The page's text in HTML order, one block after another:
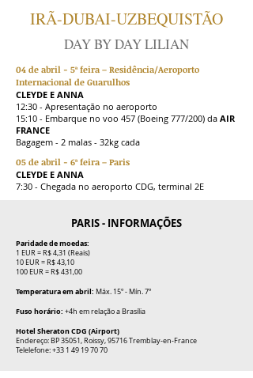
IRÃ-DUBAI-UZBEQUISTÃO
DAY BY DAY LILIAN
04 de abril - 5ª feira – Residência/Aeroporto
Internacional de Guarulhos
CLEYDE E ANNA
12:30 - Apresentação no aeroporto
15:10 - Embarque no voo 457 (Boeing 777/200) da AIR
FRANCE
Bagagem - 2 malas - 32kg cada
05 de abril - 6ª feira – Paris
CLEYDE E ANNA
7:30 - Chegada no aeroporto CDG, terminal 2E
PARIS - INFORMAÇÕES
Paridade de moedas:
1 EUR = R$ 4,31 (Reais)
10 EUR = R$ 43,10
100 EUR = R$ 431,00
Temperatura em abril: Máx. 15º - Mín. 7º
Fuso horário: +4h em relação a Brasília
Hotel Sheraton CDG (Airport)
Endereço: BP 35051, Roissy, 95716 Tremblay-en-France
Telelefone:+33 1 49 19 70 70